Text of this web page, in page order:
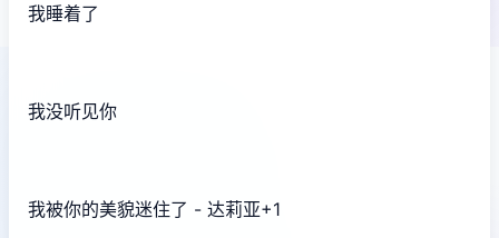
我睡着了
我没听见你
我被你的美貌迷住了 - 达莉亚+1